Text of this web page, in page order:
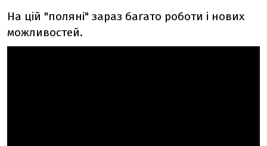
На цій "поляні" зараз багато роботи і нових
можливостей.